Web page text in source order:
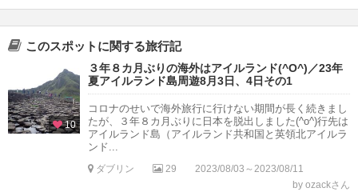
このスポットに関する旅行記
10
３年８カ月ぶりの海外はアイルランド(^O^)／23年
夏アイルランド島周遊8月3日、4日その1
コロナのせいで海外旅行に行けない期間が長く続きまし
たが、３年８カ月ぶりに日本を脱出しました(^o^)行先は
アイルランド島（アイルランド共和国と英領北アイルラ
ンド...
ダブリン 29
2023/08/03～2023/08/11
by ozackさん